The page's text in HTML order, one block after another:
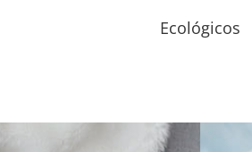
Ecológicos